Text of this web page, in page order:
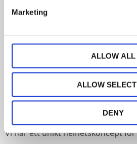
Marketing
ALLOW ALL
ALLOW
DENY
Dina personuppgifter behandlas i enlighet med
Om Trendhuset
Välkommen till oss på Trendhuset
Vi har ett unikt helhetskoncept